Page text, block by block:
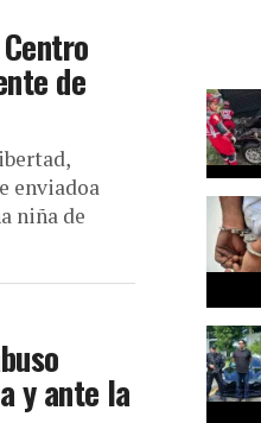
de
enviadoa
niña de
y ante la